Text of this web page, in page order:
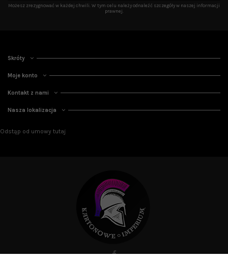
Możesz zrezygnować w każdej chwili. W tym celu należy odnaleźć szczegóły w naszej informacji
prawnej.
Skróty
Moje konto
Kontakt z nami
Nasza lokalizacja
Odstąp od umowy tutaj